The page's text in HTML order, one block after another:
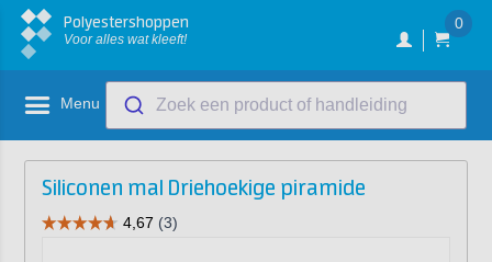
Polyestershoppen
Voor alles wat kleeft!
0
Menu Zoek een product of handleiding
Siliconen mal Driehoekige piramide